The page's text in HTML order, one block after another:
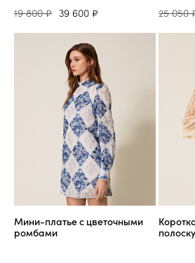
19 800 ₽ 39 600 ₽ 25 050
Мини-платье с цветочными
ромбами